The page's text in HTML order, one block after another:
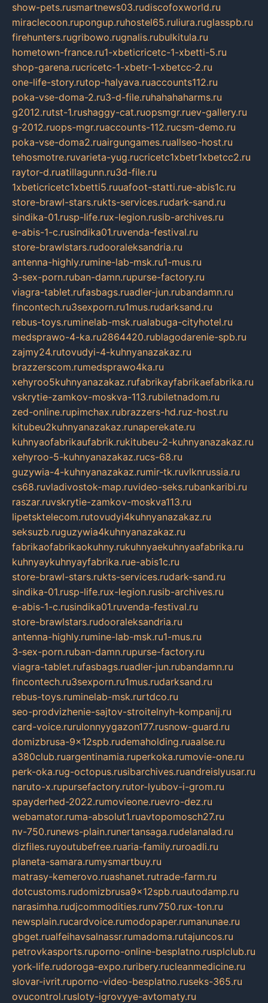
show-pets.rusmartnews03.rudiscofoxworld.ru
miraclecoon.rupongup.ruhostel65.ruliura.ruglasspb.ru
firehunters.rugribowo.rugnalis.rubulkitula.ru
hometown-france.ru1-xbeticricetc-1-xbetti-5.ru
shop-garena.rucricetc-1-xbetr-1-xbetcc-2.ru
one-life-story.rutop-halyava.ruaccounts112.ru
poka-vse-doma-2.ru3-d-file.ruhahahaharms.ru
g2012.rutst-1.rushaggy-cat.ruopsmgr.ruev-gallery.ru
g-2012.ruops-mgr.ruaccounts-112.rucsm-demo.ru
poka-vse-doma2.ruairgungames.ruallseo-host.ru
tehosmotre.ruvarieta-yug.rucricetc1xbetr1xbetcc2.ru
raytor-d.ruatillagunn.ru3d-file.ru
1xbeticricetc1xbetti5.ruuafoot-statti.rue-abis1c.ru
store-brawl-stars.rukts-services.rudark-sand.ru
sindika-01.rusp-life.rux-legion.rusib-archives.ru
e-abis-1-c.rusindika01.ruvenda-festival.ru
store-brawlstars.rudooraleksandria.ru
antenna-highly.rumine-lab-msk.ru1-mus.ru
3-sex-porn.ruban-damn.rupurse-factory.ru
viagra-tablet.rufasbags.ruadler-jun.rubandamn.ru
fincontech.ru3sexporn.ru1mus.rudarksand.ru
rebus-toys.ruminelab-msk.rualabuga-cityhotel.ru
medsprawo-4-ka.ru2864420.rublagodarenie-spb.ru
zajmy24.rutovudyi-4-kuhnyanazakaz.ru
brazzerscom.rumedsprawo4ka.ru
xehyroo5kuhnyanazakaz.rufabrikayfabrikaefabrika.ru
vskrytie-zamkov-moskva-113.rubiletnadom.ru
zed-online.rupimchax.rubrazzers-hd.ruz-host.ru
kitubeu2kuhnyanazakaz.runaperekate.ru
kuhnyaofabrikaufabrik.rukitubeu-2-kuhnyanazakaz.ru
xehyroo-5-kuhnyanazakaz.rucs-68.ru
guzywia-4-kuhnyanazakaz.rumir-tk.ruvlknrussia.ru
cs68.ruvladivostok-map.ruvideo-seks.rubankaribi.ru
raszar.ruvskrytie-zamkov-moskva113.ru
lipetsktelecom.rutovudyi4kuhnyanazakaz.ru
seksuzb.ruguzywia4kuhnyanazakaz.ru
fabrikaofabrikaokuhny.rukuhnyaekuhnyaafabrika.ru
kuhnyaykuhnyayfabrika.rue-abis1c.ru
store-brawl-stars.rukts-services.rudark-sand.ru
sindika-01.rusp-life.rux-legion.rusib-archives.ru
e-abis-1-c.rusindika01.ruvenda-festival.ru
store-brawlstars.rudooraleksandria.ru
antenna-highly.rumine-lab-msk.ru1-mus.ru
3-sex-porn.ruban-damn.rupurse-factory.ru
viagra-tablet.rufasbags.ruadler-jun.rubandamn.ru
fincontech.ru3sexporn.ru1mus.rudarksand.ru
rebus-toys.ruminelab-msk.rurtdco.ru
seo-prodvizhenie-sajtov-stroitelnyh-kompanij.ru
card-voice.rurulonnyygazon177.rusnow-guard.ru
domizbrusa-9x12spb.rudemaholding.ruaalse.ru
a380club.ruargentinamia.ruperkoka.rumovie-one.ru
perk-oka.rug-octopus.rusibarchives.ruandreislyusar.ru
naruto-x.rupursefactory.rutor-lyubov-i-grom.ru
spayderhed-2022.rumovieone.ruevro-dez.ru
webamator.ruma-absolut1.ruavtopomosch27.ru
nv-750.runews-plain.runertansaga.rudelanalad.ru
dizfiles.ruyoutubefree.ruaria-family.ruroadli.ru
planeta-samara.rumysmartbuy.ru
matrasy-kemerovo.ruashanet.rutrade-farm.ru
dotcustoms.rudomizbrusa9x12spb.ruautodamp.ru
narasimha.rudjcommodities.runv750.rux-ton.ru
newsplain.rucardvoice.rumodopaper.rumanunae.ru
gbget.rualfeihavsalnassr.rumadoma.rutajuncos.ru
petrovkasports.ruporno-online-besplatno.rusplclub.ru
york-life.rudoroga-expo.ruribery.rucleanmedicine.ru
slovar-ivrit.ruporno-video-besplatno.ruseks-365.ru
ovucontrol.rusloty-igrovyye-avtomaty.ru